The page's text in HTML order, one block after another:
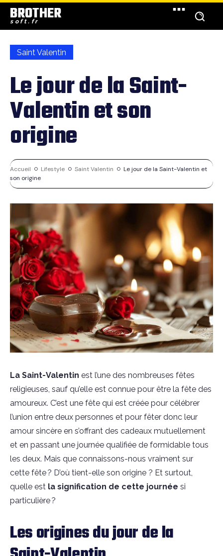
BROTHER
soft.fr
Saint Valentin
Le jour de la Saint-
Valentin et son
origine
Accueil Lifestyle Saint Valentin
Le jour de la Saint-Valentin et
son origine
La Saint-Valentin est l’une des nombreuses fêtes
religieuses, sauf qu’elle est connue pour être la fête des
amoureux. C’est une fête qui est créée pour célébrer
l’union entre deux personnes et pour fêter donc leur
amour sincère en s’offrant des cadeaux mutuellement
et en passant une journée qualifiée de formidable tous
les deux. Mais que connaissons-nous vraiment sur
cette fête ? D’où tient-elle son origine ? Et surtout,
quelle est la signification de cette journée si
particulière ?
Les origines du jour de la